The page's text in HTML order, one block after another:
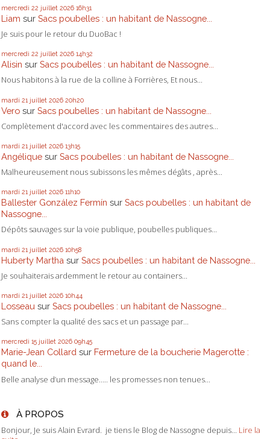
mercredi 22 juillet 2026 16h31
Liam sur Sacs poubelles : un habitant de Nassogne...
Je suis pour le retour du DuoBac !
mercredi 22 juillet 2026 14h32
Alisin sur Sacs poubelles : un habitant de Nassogne...
Nous habitons à la rue de la colline à Forrières, Et nous...
mardi 21 juillet 2026 20h20
Vero sur Sacs poubelles : un habitant de Nassogne...
Complètement d'accord avec les commentaires des autres...
mardi 21 juillet 2026 13h15
Angélique sur Sacs poubelles : un habitant de Nassogne...
Malheureusement nous subissons les mêmes dégâts , après...
mardi 21 juillet 2026 11h10
Ballester González Fermín sur Sacs poubelles : un habitant de
Nassogne...
Dépôts sauvages sur la voie publique, poubelles publiques...
mardi 21 juillet 2026 10h58
Huberty Martha sur Sacs poubelles : un habitant de Nassogne...
Je souhaiterais ardemment le retour au containers...
mardi 21 juillet 2026 10h44
Losseau sur Sacs poubelles : un habitant de Nassogne...
Sans compter la qualité des sacs et un passage par...
mercredi 15 juillet 2026 09h45
Marie-Jean Collard sur Fermeture de la boucherie Magerotte :
quand le...
Belle analyse d’un message….. les promesses non tenues...
À PROPOS
Bonjour, Je suis Alain Evrard. je tiens le Blog de Nassogne depuis... Lire la